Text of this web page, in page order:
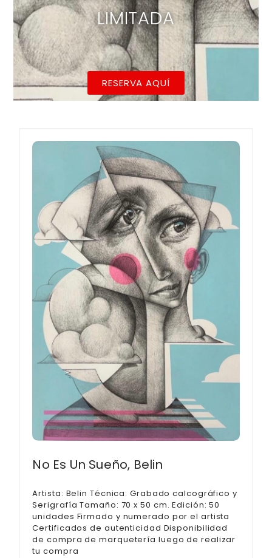
LIMITADA
RESERVA AQUÍ
No Es Un Sueño, Belin
Artista: Belin Técnica: Grabado calcográfico y
Serigrafía Tamaño: 70 x 50 cm. Edición: 50
unidades Firmado y numerado por el artista
Certificados de autenticidad Disponibilidad
de compra de marquetería luego de realizar
tu compra